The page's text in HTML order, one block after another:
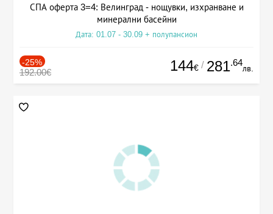
СПА оферта 3=4: Велинград - нощувки, изхранване и
минерални басейни
Дата: 01.07 - 30.09 + полупансион
-25%
192.00€ 144€ / 281.64
лв.